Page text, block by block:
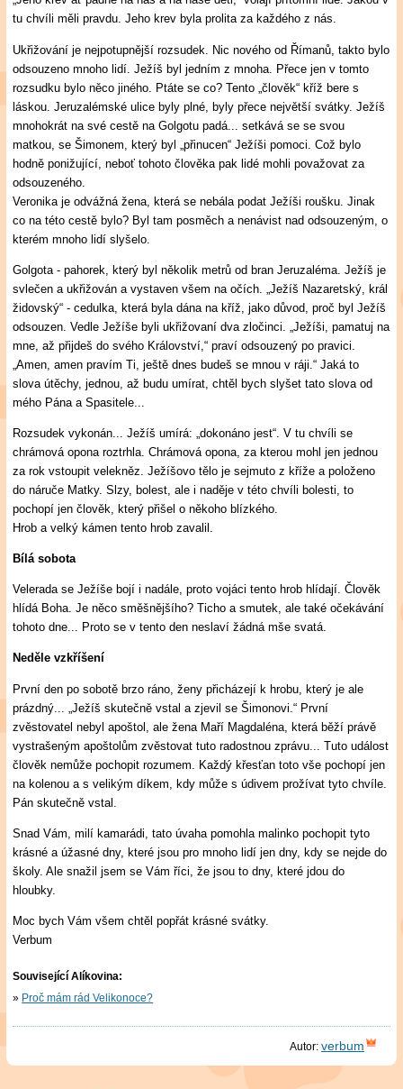
tu chvíli měli pravdu. Jeho krev byla prolita za každého z nás.
Ukřižování je nejpotupnější rozsudek. Nic nového od Římanů, takto bylo
odsouzeno mnoho lidí. Ježíš byl jedním z mnoha. Přece jen v tomto
rozsudku bylo něco jiného. Ptáte se co? Tento „člověk“ kříž bere s
láskou. Jeruzalémské ulice byly plné, byly přece největší svátky. Ježíš
mnohokrát na své cestě na Golgotu padá... setkává se se svou
matkou, se Šimonem, který byl „přinucen“ Ježíši pomoci. Což bylo
hodně ponižující, neboť tohoto člověka pak lidé mohli považovat za
odsouzeného.
Veronika je odvážná žena, která se nebála podat Ježíši roušku. Jinak
co na této cestě bylo? Byl tam posměch a nenávist nad odsouzeným, o
kterém mnoho lidí slyšelo.
Golgota - pahorek, který byl několik metrů od bran Jeruzaléma. Ježíš je
svlečen a ukřižován a vystaven všem na očích. „Ježíš Nazaretský, král
židovský“ - cedulka, která byla dána na kříž, jako důvod, proč byl Ježíš
odsouzen. Vedle Ježíše byli ukřižovaní dva zločinci. „Ježíši, pamatuj na
mne, až přijdeš do svého Království,“ praví odsouzený po pravici.
„Amen, amen pravím Ti, ještě dnes budeš se mnou v ráji.“ Jaká to
slova útěchy, jednou, až budu umírat, chtěl bych slyšet tato slova od
mého Pána a Spasitele...
Rozsudek vykonán... Ježíš umírá: „dokonáno jest“. V tu chvíli se
chrámová opona roztrhla. Chrámová opona, za kterou mohl jen jednou
za rok vstoupit velekněz. Ježíšovo tělo je sejmuto z kříže a položeno
do náruče Matky. Slzy, bolest, ale i naděje v této chvíli bolesti, to
pochopí jen člověk, který přišel o někoho blízkého.
Hrob a velký kámen tento hrob zavalil.
Bílá sobota
Velerada se Ježíše bojí i nadále, proto vojáci tento hrob hlídají. Člověk
hlídá Boha. Je něco směšnějšího? Ticho a smutek, ale také očekávání
tohoto dne... Proto se v tento den neslaví žádná mše svatá.
Neděle vzkříšení
První den po sobotě brzo ráno, ženy přicházejí k hrobu, který je ale
prázdný... „Ježíš skutečně vstal a zjevil se Šimonovi.“ První
zvěstovatel nebyl apoštol, ale žena Maří Magdaléna, která běží právě
vystrašeným apoštolům zvěstovat tuto radostnou zprávu... Tuto událost
člověk nemůže pochopit rozumem. Každý křesťan toto vše pochopí jen
na kolenou a s velikým díkem, kdy může s údivem prožívat tyto chvíle.
Pán skutečně vstal.
Snad Vám, milí kamarádi, tato úvaha pomohla malinko pochopit tyto
krásné a úžasné dny, které jsou pro mnoho lidí jen dny, kdy se nejde do
školy. Ale snažil jsem se Vám říci, že jsou to dny, které jdou do
hloubky.
Moc bych Vám všem chtěl popřát krásné svátky.
Verbum
Související Alíkovina:
Proč mám rád Velikonoce?
Autor:verbum